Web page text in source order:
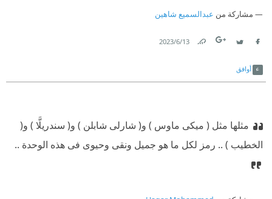
مشاركة من عبدالسميع شاهين
13‏/6‏/2023
أوافق
مثلها مثل ( ميكى ماوس ) و( شارلى شابلن ) و( سندريلَّا ) و(
الخطيب ) .. رمز لكل ما هو جميل ونقى وحيوى فى هذە الوحدة ..